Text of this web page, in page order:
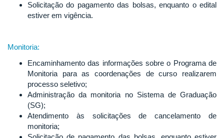
Solicitação do pagamento das bolsas, enquanto o edital
estiver em vigência.
Monitoria:
Encaminhamento das informações sobre o Programa de
Monitoria para as coordenações de curso realizarem
processo seletivo;
Administração da monitoria no Sistema de Graduação
(SG);
Atendimento às solicitações de cancelamento de
monitoria;